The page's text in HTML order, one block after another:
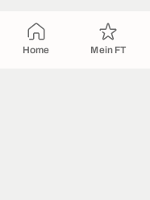
Home Mein FT